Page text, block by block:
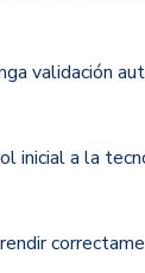
validación
inicial a la